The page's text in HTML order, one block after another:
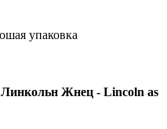
упаковка
Жнец - Lincoln as